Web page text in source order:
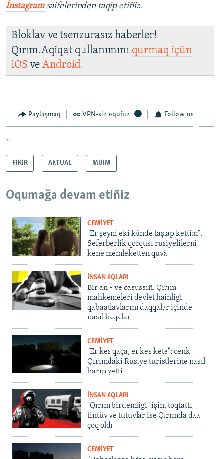
İnstagram saifelerinden taqip etiñiz.
Bloklav ve tsenzurasız haberler!
Qırım.Aqiqat qullanımını qurmaq içün
iOS ve Android.
Paylaşmaq VPN-siz oquñız Follow us
*
FİKİR AKTUAL MÜİM
Oqumağa devam etiñiz
CEMİYET
"Er şeyni eki künde taşlap kettim".
Seferberlik qorqusı rusiyelilerni
kene memleketten quva
İNSAN AQLARI
Bir an – ve casussıñ. Qırım
mahkemeleri devlet hainligi
qabaatlavlarını daqqalar içinde
nasıl baqalar
CEMİYET
"Er kes qaça, er kes kete": cenk
Qırımdaki Rusiye turistlerine nasıl
barıp yetti
İNSAN AQLARI
"Qırım birdemligi" işini toqtattı,
tintüv ve tutuvlar ise Qırımda daa
çoq oldı
CEMİYET